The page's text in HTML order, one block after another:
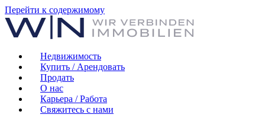
Перейти к содержимому
Недвижимость
Купить / Арендовать
Продать
О нас
Карьера / Работа
Свяжитесь с нами